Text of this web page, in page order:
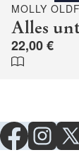
MOLLY
Alles
22,00 €